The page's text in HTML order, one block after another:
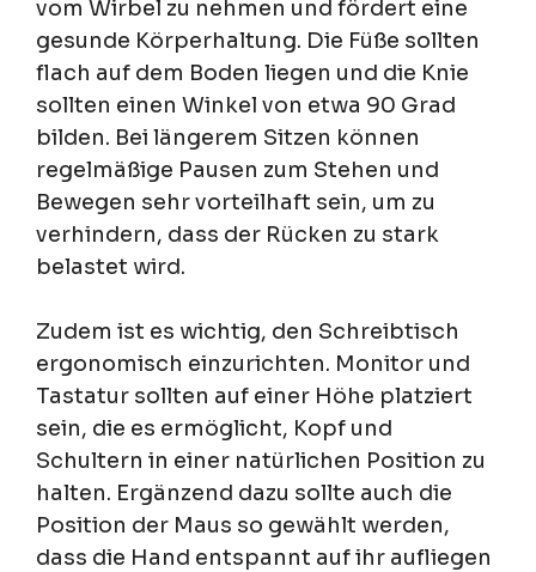
vom Wirbel zu nehmen und fördert eine
gesunde Körperhaltung. Die Füße sollten
flach auf dem Boden liegen und die Knie
sollten einen Winkel von etwa 90 Grad
bilden. Bei längerem Sitzen können
regelmäßige Pausen zum Stehen und
Bewegen sehr vorteilhaft sein, um zu
verhindern, dass der Rücken zu stark
belastet wird.
Zudem ist es wichtig, den Schreibtisch
ergonomisch einzurichten. Monitor und
Tastatur sollten auf einer Höhe platziert
sein, die es ermöglicht, Kopf und
Schultern in einer natürlichen Position zu
halten. Ergänzend dazu sollte auch die
Position der Maus so gewählt werden,
dass die Hand entspannt auf ihr aufliegen